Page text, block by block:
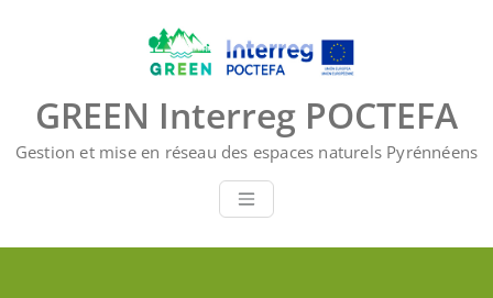
GREEN Interreg POCTEFA
Gestion et mise en réseau des espaces naturels Pyrénnéens